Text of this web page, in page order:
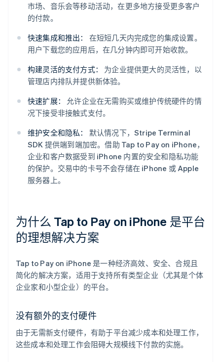
市场、音乐会等移动活动，在更多地方接受更多客户
的付款。
快速集成和推出：
在短短几天内完成您的集成设置。
用户下载您的应用后，在几分钟内即可开始收款。
构建灵活的支付方式：
为企业提供更大的灵活性，以
管理店内排队并提供新体验。
快速扩展：
允许企业在无需购买或维护传统硬件的情
况下接受非接触式支付。
维护安全和隐私：
默认情况下，Stripe Terminal
SDK 提供端到端加密。借助 Tap to Pay on iPhone，
企业和客户数据受到 iPhone 内置的安全和隐私功能
的保护。交易中的卡号不会存储在 iPhone 或 Apple
服务器上。
为什么 Tap to Pay on iPhone 是平台
的理想解决方案
Tap to Pay on iPhone 是一种经济高效、安全、合规且
简化的解决方案，适用于支持所有类型企业（尤其是个体
企业家和小型企业）的平台。
没有额外的支付硬件
由于无需新支付硬件，有助于平台减少成本和处理工作，
这些成本和处理工作会阻碍大规模线下付款的实施。